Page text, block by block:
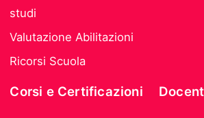
studi
Valutazione Abilitazioni
Ricorsi Scuola
Corsi e Certificazioni